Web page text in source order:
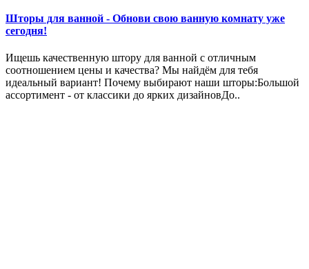
Шторы для ванной - Обнови свою ванную комнату уже
сегодня!
Ищешь качественную штору для ванной с отличным
соотношением цены и качества? Мы найдём для тебя
идеальный вариант! Почему выбирают наши шторы:Большой
ассортимент - от классики до ярких дизайновДо..